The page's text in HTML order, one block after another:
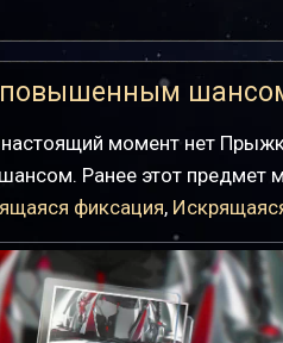
момент нет
Ранее этот
фиксация,